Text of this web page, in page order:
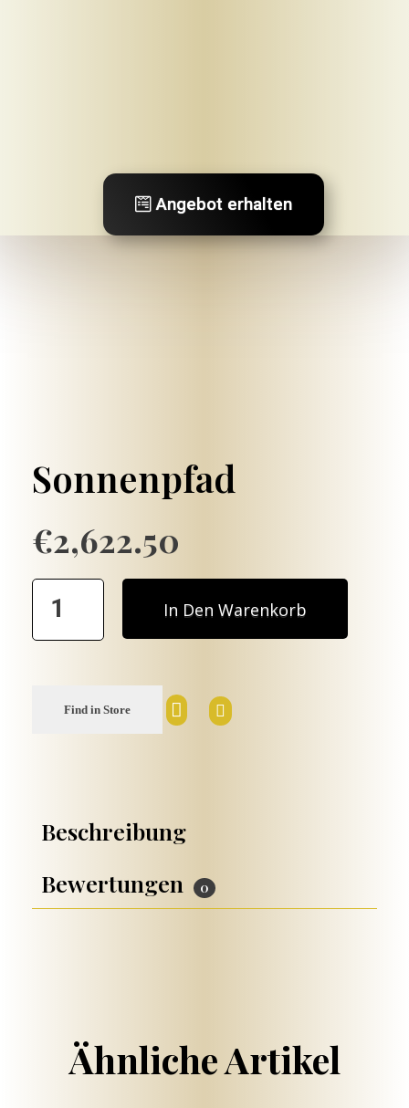
Angebot erhalten
Sonnenpfad
€2,622.50
quantity
In Den Warenkorb
Find in Store
Beschreibung
Bewertungen
0
Ähnliche Artikel